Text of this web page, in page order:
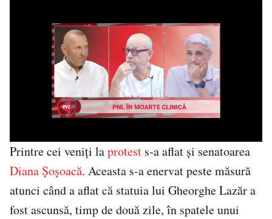
Printre cei veniți laprotest s-a aflat și senatoarea
Diana Șoșoacă. Aceasta s-a enervat peste măsură
atunci când a aflat că statuia lui Gheorghe Lazăr a
fost ascunsă, timp de două zile, în spatele unui